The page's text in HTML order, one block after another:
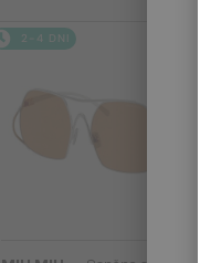
2-4 DNI